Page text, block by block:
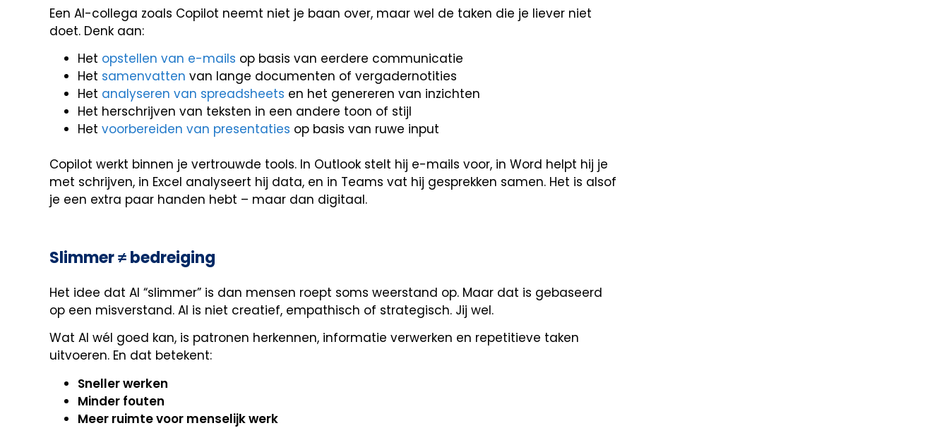
Een AI-collega zoals Copilot neemt niet je baan over, maar wel de taken die je liever niet
doet. Denk aan:
Het opstellen van e-mails op basis van eerdere communicatie
Het samenvatten van lange documenten of vergadernotities
Het analyseren van spreadsheets en het genereren van inzichten
Het herschrijven van teksten in een andere toon of stijl
Het voorbereiden van presentaties op basis van ruwe input
Copilot werkt binnen je vertrouwde tools. In Outlook stelt hij e-mails voor, in Word helpt hij je
met schrijven, in Excel analyseert hij data, en in Teams vat hij gesprekken samen. Het is alsof
je een extra paar handen hebt – maar dan digitaal.
Slimmer ≠ bedreiging
Het idee dat AI “slimmer” is dan mensen roept soms weerstand op. Maar dat is gebaseerd
op een misverstand. AI is niet creatief, empathisch of strategisch. Jij wel.
Wat AI wél goed kan, is patronen herkennen, informatie verwerken en repetitieve taken
uitvoeren. En dat betekent:
Sneller werken
Minder fouten
Meer ruimte voor menselijk werk